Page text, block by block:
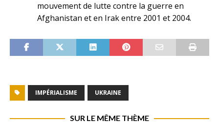
mouvement de lutte contre la guerre en
Afghanistan et en Irak entre 2001 et 2004.
IMPÉRIALISME UKRAINE
SUR LE MÊME THÈME